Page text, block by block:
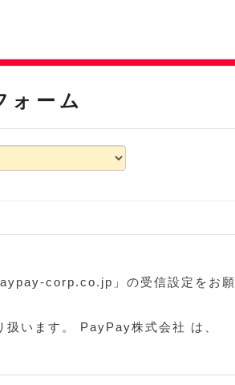
ォーム
corp.co.jp」の受信設定をお願
扱います。 PayPay株式会社 は、